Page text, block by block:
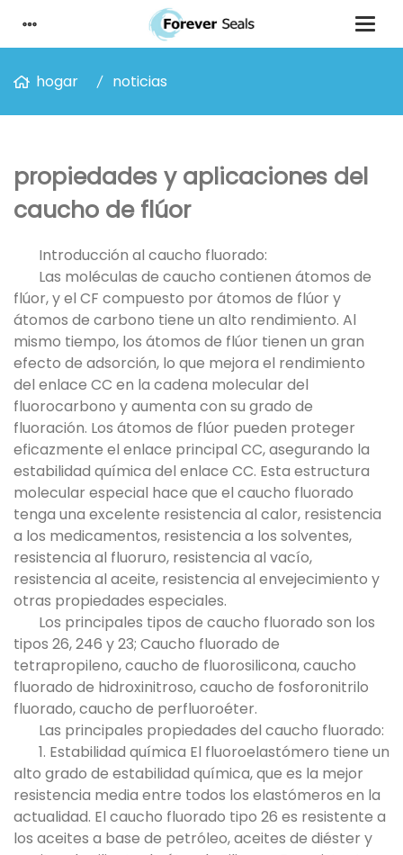
hogar noticias
propiedades y aplicaciones del
caucho de flúor
Introducción al caucho fluorado:
Las moléculas de caucho contienen átomos de
flúor, y el CF compuesto por átomos de flúor y
átomos de carbono tiene un alto rendimiento. Al
mismo tiempo, los átomos de flúor tienen un gran
efecto de adsorción, lo que mejora el rendimiento
del enlace CC en la cadena molecular del
fluorocarbono y aumenta con su grado de
fluoración. Los átomos de flúor pueden proteger
eficazmente el enlace principal CC, asegurando la
estabilidad química del enlace CC. Esta estructura
molecular especial hace que el caucho fluorado
tenga una excelente resistencia al calor, resistencia
a los medicamentos, resistencia a los solventes,
resistencia al fluoruro, resistencia al vacío,
resistencia al aceite, resistencia al envejecimiento y
otras propiedades especiales.
Los principales tipos de caucho fluorado son los
tipos 26, 246 y 23; Caucho fluorado de
tetrapropileno, caucho de fluorosilicona, caucho
fluorado de hidroxinitroso, caucho de fosforonitrilo
fluorado, caucho de perfluoroéter.
Las principales propiedades del caucho fluorado:
1. Estabilidad química El fluoroelastómero tiene un
alto grado de estabilidad química, que es la mejor
resistencia media entre todos los elastómeros en la
actualidad. El caucho fluorado tipo 26 es resistente a
los aceites a base de petróleo, aceites de diéster y